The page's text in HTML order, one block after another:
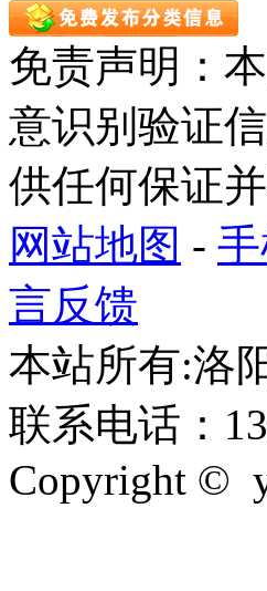
免责声明：
意识别验证
供任何保证
网站地图 -
言反馈
本站所有:洛
联系电话：
Copyright ©